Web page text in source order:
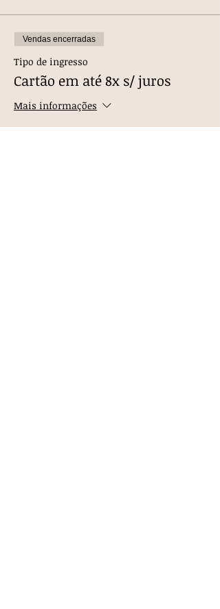
Vendas encerradas
Tipo de ingresso
Cartão em até 8x s/ juros
Mais informações